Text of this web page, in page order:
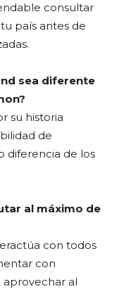
consultar
país antes de
sea diferente
su historia
de
diferencia de los
al máximo de
con todos
con
al